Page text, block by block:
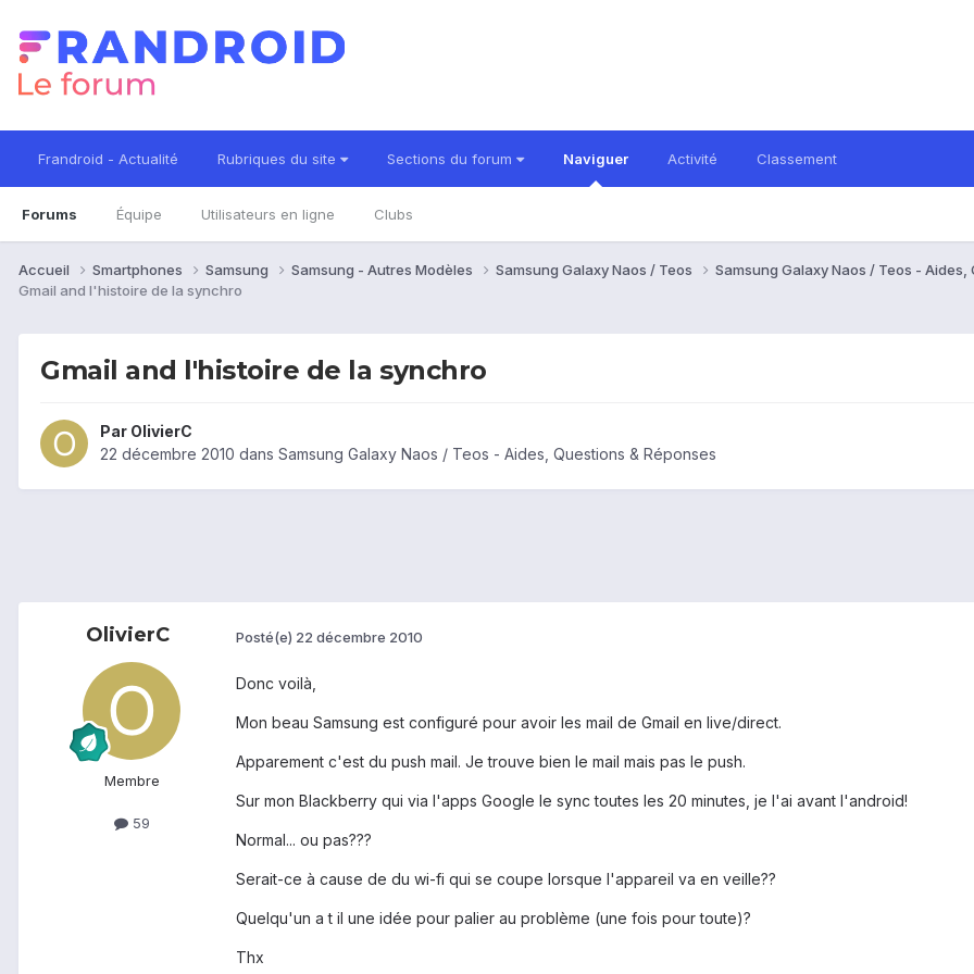
Frandroid - Actualité Rubriques du site Sections du forum Naviguer
Forums Équipe Utilisateurs en ligne Clubs
Activité Classement
Accueil Smartphones Samsung Samsung - Autres Modèles Samsung Galaxy Naos / Teos
Samsung Galaxy Naos / Teos - Aides,
Gmail and l'histoire de la synchro
Gmail and l'histoire de la synchro
Par OlivierC
22 décembre 2010 dans Samsung Galaxy Naos / Teos - Aides, Questions & Réponses
OlivierC
Membre
59
Posté(e) 22 décembre 2010
Donc voilà,
Mon beau Samsung est configuré pour avoir les mail de Gmail en live/direct.
Apparement c'est du push mail. Je trouve bien le mail mais pas le push.
Sur mon Blackberry qui via l'apps Google le sync toutes les 20 minutes, je l'ai avant l'android!
Normal... ou pas???
Serait-ce à cause de du wi-fi qui se coupe lorsque l'appareil va en veille??
Quelqu'un a t il une idée pour palier au problème (une fois pour toute)?
Thx